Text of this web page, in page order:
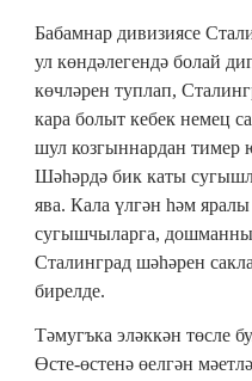
Бабамнар дивизиясе
ул көндәлегендә болай
көчләрен туплап,
кара болыт кебек немец
шул козгыннардан тимер
Шәһәрдә бик каты
ява. Кала үлгән һәм
сугышчыларга,
Сталинград шәһәрен
бирелде.
Тәмугъка эләккән төсле
Өсте-өстенә өелгән